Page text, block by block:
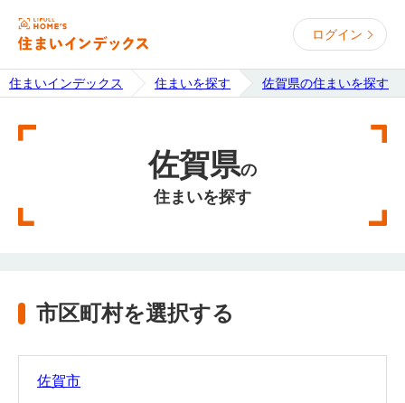
ログイン
住まいインデックス 住まいを探す 佐賀県の住まいを探す
佐賀県の
住まいを探す
市区町村を選択する
佐賀市